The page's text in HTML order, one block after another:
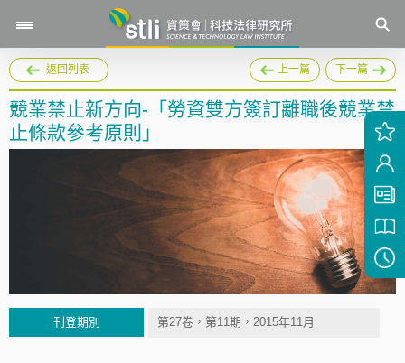
返回列表 上一篇 下一篇
競業禁止新方向-「勞資雙方簽訂離職後競業禁
止條款參考原則」
刊登期別 第27卷，第11期，2015年11月